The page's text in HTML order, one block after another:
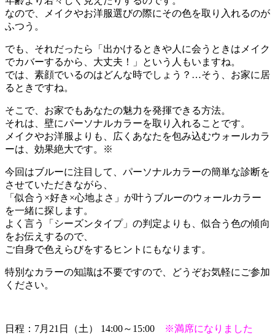
なので、メイクやお洋服選びの際にその色を取り入れるのが
ふつう。
でも、それだったら「出かけるときや人に会うときはメイク
でカバーするから、大丈夫！」という人もいますね。
では、素顔でいるのはどんな時でしょう？…そう、お家に居
るときですね。
そこで、お家でもあなたの魅力を発揮できる方法。
それは、壁にパーソナルカラーを取り入れることです。
メイクやお洋服よりも、広くあなたを包み込むウォールカラ
ーは、効果絶大です。※
今回はブルーに注目して、パーソナルカラーの簡単な診断を
させていただきながら、
「似合う×好き×心地よさ」が叶うブルーのウォールカラー
を一緒に探します。
よく言う「シーズンタイプ」の判定よりも、似合う色の傾向
をお伝えするので、
ご自身で色えらびをするヒントにもなります。
特別なカラーの知識は不要ですので、どうぞお気軽にご参加
ください。
日程：7月21日（土） 14:00～15:00
※満席になりました